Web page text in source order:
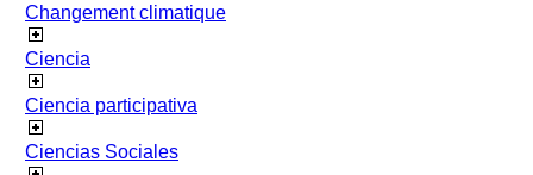
Changement climatique
Ciencia
Ciencia participativa
Ciencias Sociales